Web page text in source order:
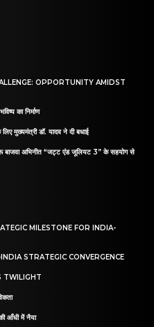
OPPORTUNITY AMIDST
का निर्माण
लिए मुख्यमंत्री डॉ. यादव ने दी बधाई
बाजवा अभिनीत “जट्ट एंड जूलियट 3” के सहयोग से
MILESTONE FOR INDIA-
STRATEGIC CONVERGENCE
TWILIGHT
आँधी में नैया